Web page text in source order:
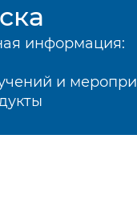
информация:
и